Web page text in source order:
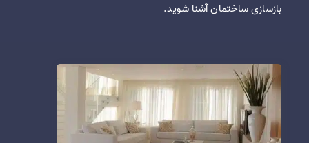
بازسازی ساختمان آشنا شوید.